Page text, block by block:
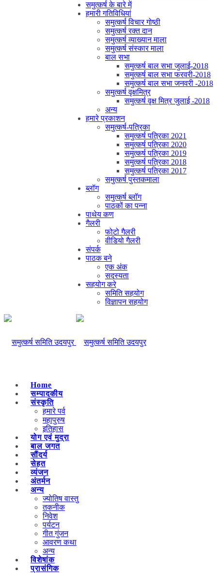
समुत्कर्ष के बारे में
हमारी गतिविधियां
समुत्कर्ष विचार गोष्ठी
समुत्कर्ष रक्त दान
समुत्कर्ष व्याख्यान माला
समुत्कर्ष संस्कार माला
बाल सभा
समुत्कर्ष बाल सभा जुलाई-2018
समुत्कर्ष बाल सभा फरवरी-2018
समुत्कर्ष बाल सभा जनवरी -2018
समुत्कर्ष वृक्षमित्र
समुत्कर्ष वृक्ष मित्र जुलाई -2018
अन्य
हमारे प्रकाशन
समुत्कर्ष-पत्रिका
समुत्कर्ष पत्रिका 2021
समुत्कर्ष पत्रिका 2020
समुत्कर्ष पत्रिका 2019
समुत्कर्ष पत्रिका 2018
समुत्कर्ष पत्रिका 2017
समुत्कर्ष पुस्तकमाला
ब्लॉग
समुत्कर्ष ब्लॉग
पाठकों का पन्ना
पाथेय कण
गैलरी
फोटो गैलरी
वीडियो गैलरी
संपर्क
पाठक बने
एक अंक
सदस्यता
सहयोग करे
समिति सहयोग
विज्ञापन सहयोग
Home
सम्पादकीय
संस्कृति
हमारे पर्व
महापुरुष
इतिहास
योग एवं मुद्रा
बाल जगत
सौंदर्य
सेहत
व्यंजन
अंतर्मन
अन्य
ज्योतिष वास्तु
तकनीक
निवेश
पर्यटन
गीत गुंजन
आवरण कथा
अन्य
विशेषांक
प्रासंगिक